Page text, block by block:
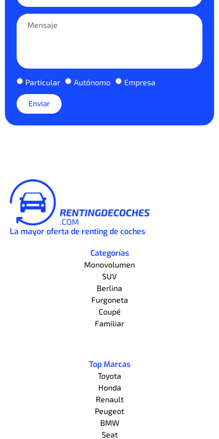
Particular Autónomo Empresa
Enviar
La mayor oferta de renting de coches
Categorías
Monovolumen
SUV
Berlina
Furgoneta
Coupé
Familiar
Top Marcas
Toyota
Honda
Renault
Peugeot
BMW
Seat